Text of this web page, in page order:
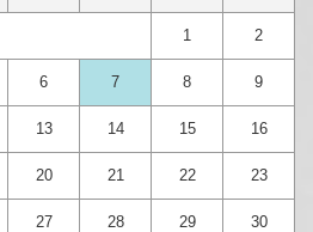
1 2
6 7 8 9
13 14 15 16
20 21 22 23
27 28 29 30